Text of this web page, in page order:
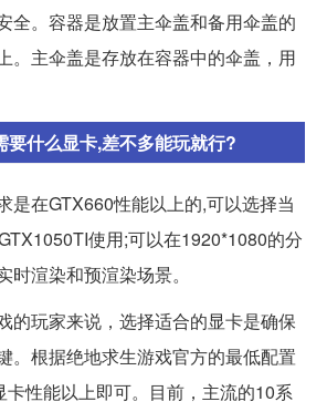
全。容器是放置主伞盖和备用伞盖的
。主伞盖是存放在容器中的伞盖，用
要什么显卡,差不多能玩就行?
是在GTX660性能以上的,可以选择当
使用;可以在1920*1080的分
渲染和预渲染场景。
的玩家来说，选择适合的显卡是确保
。根据绝地求生游戏官方的最低配置
卡性能以上即可。目前，主流的10系